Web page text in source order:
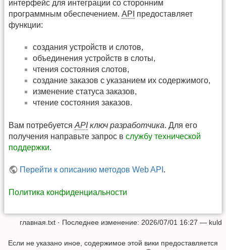
интерфейс для интеграции со сторонним
программным обеспечением. API предоставляет
функции:
создания устройств и слотов,
объединения устройств в слоты,
чтения состояния слотов,
создание заказов с указанием их содержимого,
изменение статуса заказов,
чтение состояния заказов.
Вам потребуется APIключ разработчика. Для его
получения направьте запрос в службу технической
поддержки.
Перейти к описанию методов Web API .
Политика конфиденциальности
главная.txt · Последнее изменение: 2026/07/01 16:27 — kuld
Если не указано иное, содержимое этой вики предоставляется